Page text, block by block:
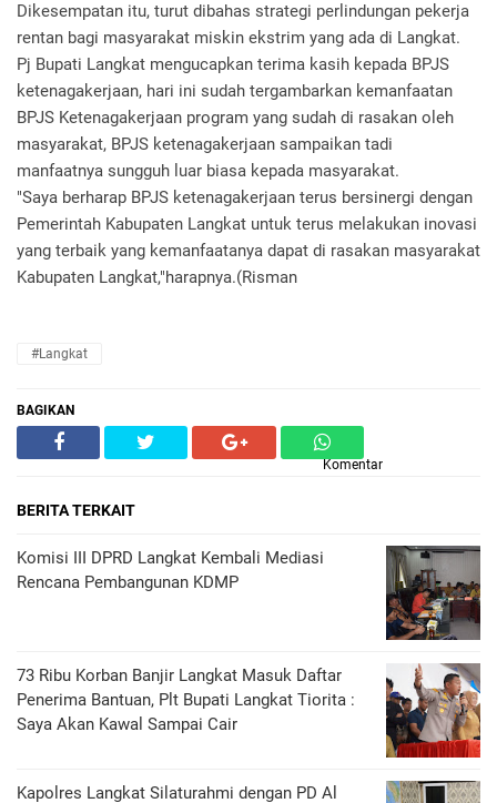
Dikesempatan itu, turut dibahas strategi perlindungan pekerja
rentan bagi masyarakat miskin ekstrim yang ada di Langkat.
Pj Bupati Langkat mengucapkan terima kasih kepada BPJS
ketenagakerjaan, hari ini sudah tergambarkan kemanfaatan
BPJS Ketenagakerjaan program yang sudah di rasakan oleh
masyarakat, BPJS ketenagakerjaan sampaikan tadi
manfaatnya sungguh luar biasa kepada masyarakat.
"Saya berharap BPJS ketenagakerjaan terus bersinergi dengan
Pemerintah Kabupaten Langkat untuk terus melakukan inovasi
yang terbaik yang kemanfaatanya dapat di rasakan masyarakat
Kabupaten Langkat,"harapnya.(Risman
#Langkat
BAGIKAN
Komentar
BERITA TERKAIT
Komisi III DPRD Langkat Kembali Mediasi
Rencana Pembangunan KDMP
73 Ribu Korban Banjir Langkat Masuk Daftar
Penerima Bantuan, Plt Bupati Langkat Tiorita :
Saya Akan Kawal Sampai Cair
Kapolres Langkat Silaturahmi dengan PD Al